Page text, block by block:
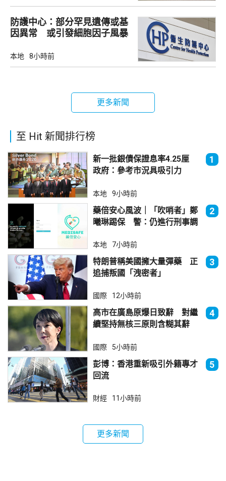
防護中心：部分罕見遺傳或基
因異常 或引發細胞因子風暴
本地 8小時前
更多新聞
至 Hit 新聞排行榜
新一批銀債保證息率4.25厘
政府：參考市況具吸引力
1
本地 9小時前
藥倍安心風波｜「吹哨者」鄭
曦琳踢保 警：仍進行刑事調
2
本地 7小時前
特朗普稱美國擁大量彈藥 正
追捕叛國「洩密者」
3
國際 12小時前
高市在廣島原爆日致辭 對繼
續堅持無核三原則含糊其辭
4
國際 5小時前
彭博：香港重新吸引外籍專才
回流
5
財經 11小時前
更多新聞